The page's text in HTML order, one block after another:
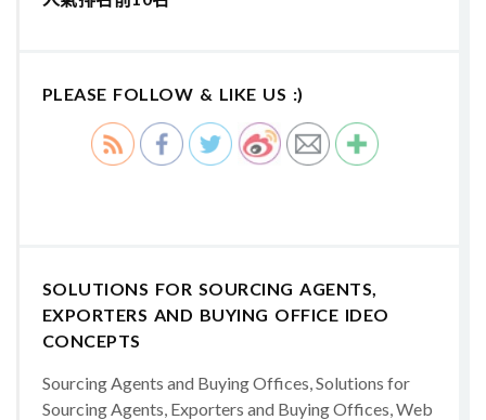
PLEASE FOLLOW & LIKE US :)
SOLUTIONS FOR SOURCING AGENTS,
EXPORTERS AND BUYING OFFICE IDEO
CONCEPTS
Sourcing Agents and Buying Offices, Solutions for
Sourcing Agents, Exporters and Buying Offices, Web